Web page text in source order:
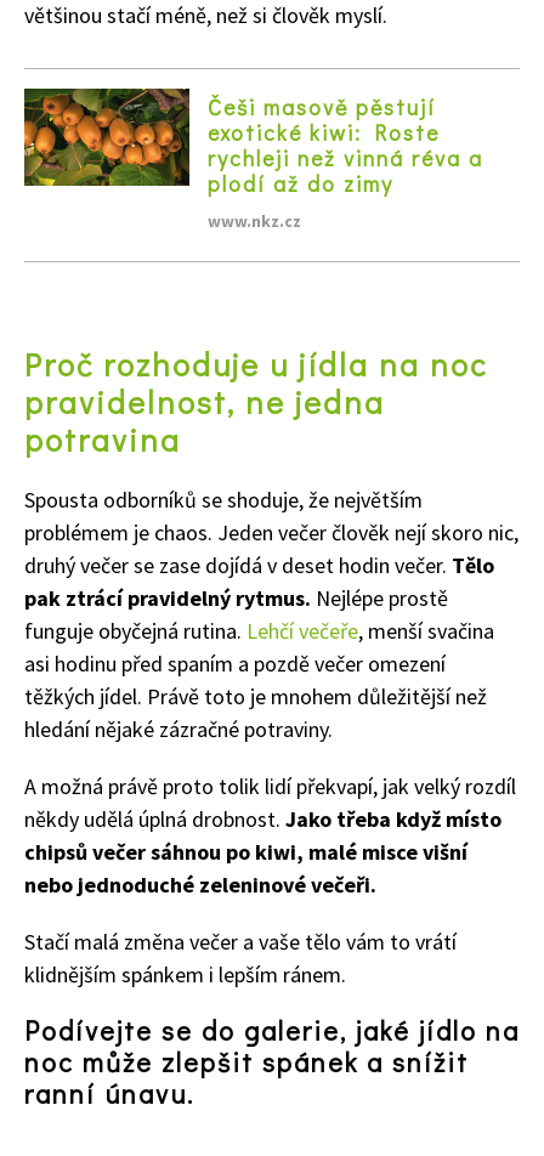
74 Kč
většinou stačí méně, než si člověk myslí.
Češi masově pěstují
exotické kiwi: Roste
rychleji než vinná réva a
plodí až do zimy
www.nkz.cz
Proč rozhoduje u jídla na noc
pravidelnost, ne jedna
potravina
Spousta odborníků se shoduje, že největším
problémem je chaos. Jeden večer člověk nejí skoro nic,
druhý večer se zase dojídá v deset hodin večer. Tělo
pak ztrácí pravidelný rytmus. Nejlépe prostě
funguje obyčejná rutina. Lehčí večeře, menší svačina
asi hodinu před spaním a pozdě večer omezení
těžkých jídel. Právě toto je mnohem důležitější než
hledání nějaké zázračné potraviny.
A možná právě proto tolik lidí překvapí, jak velký rozdíl
někdy udělá úplná drobnost. Jako třeba když místo
chipsů večer sáhnou po kiwi, malé misce višní
nebo jednoduché zeleninové večeři.
Stačí malá změna večer a vaše tělo vám to vrátí
klidnějším spánkem i lepším ránem.
Podívejte se do galerie, jaké jídlo na
noc může zlepšit spánek a snížit
ranní únavu.